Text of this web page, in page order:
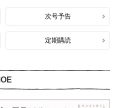
次号予告
定期購読